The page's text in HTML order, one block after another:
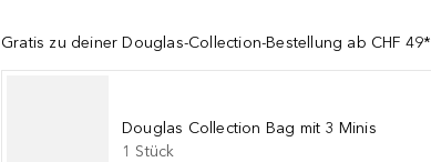
Gratis zu deiner Douglas-Collection-Bestellung ab CHF 49*
Douglas Collection Bag mit 3 Minis
1 Stück